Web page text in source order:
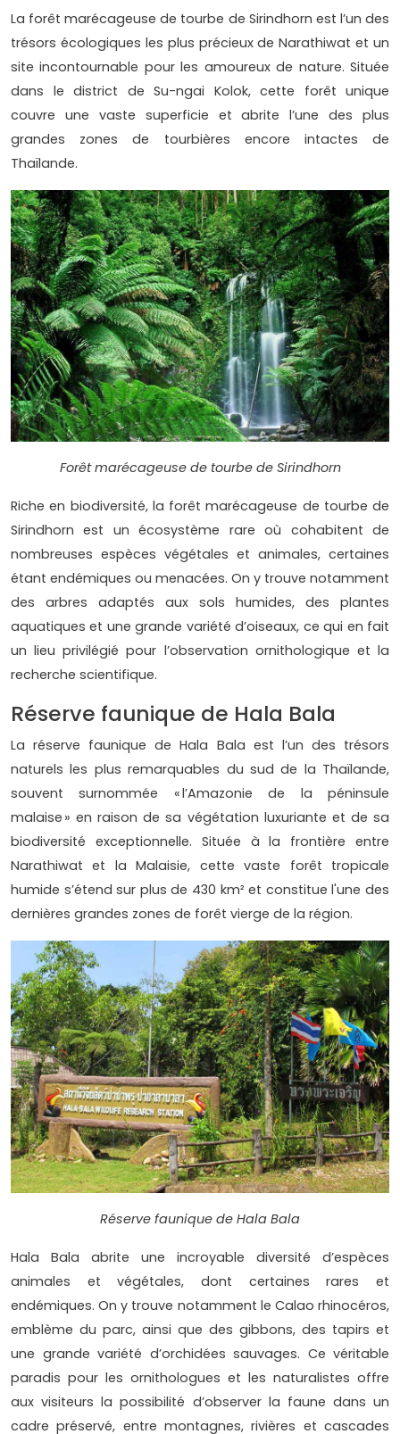
La forêt marécageuse de tourbe de Sirindhorn est l’un des
trésors écologiques les plus précieux de Narathiwat et un
site incontournable pour les amoureux de nature. Située
dans le district de Su-ngai Kolok, cette forêt unique
couvre une vaste superficie et abrite l’une des plus
grandes zones de tourbières encore intactes de
Thaïlande.
Forêt marécageuse de tourbe de Sirindhorn
Riche en biodiversité, la forêt marécageuse de tourbe de
Sirindhorn est un écosystème rare où cohabitent de
nombreuses espèces végétales et animales, certaines
étant endémiques ou menacées. On y trouve notamment
des arbres adaptés aux sols humides, des plantes
aquatiques et une grande variété d’oiseaux, ce qui en fait
un lieu privilégié pour l’observation ornithologique et la
recherche scientifique.
Réserve faunique de Hala Bala
La réserve faunique de Hala Bala est l’un des trésors
naturels les plus remarquables du sud de la Thaïlande,
souvent surnommée « l’Amazonie de la péninsule
malaise » en raison de sa végétation luxuriante et de sa
biodiversité exceptionnelle. Située à la frontière entre
Narathiwat et la Malaisie, cette vaste forêt tropicale
humide s’étend sur plus de 430 km² et constitue l'une des
dernières grandes zones de forêt vierge de la région.
Réserve faunique de Hala Bala
Hala Bala abrite une incroyable diversité d’espèces
animales et végétales, dont certaines rares et
endémiques. On y trouve notamment le Calao rhinocéros,
emblème du parc, ainsi que des gibbons, des tapirs et
une grande variété d’orchidées sauvages. Ce véritable
paradis pour les ornithologues et les naturalistes offre
aux visiteurs la possibilité d’observer la faune dans un
cadre préservé, entre montagnes, rivières et cascades